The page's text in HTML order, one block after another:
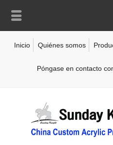
Inicio Quiénes somos
Póngase en contacto